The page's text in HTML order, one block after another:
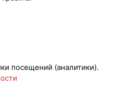
посещений (аналитики).